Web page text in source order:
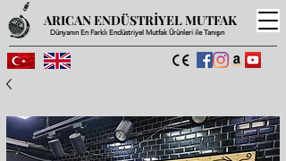
Dünyanın En Farklı Endüstriyel Mutfak Ürünleri ile Tanışın
ARICAN ENDÜSTRİYEL MUTFAK